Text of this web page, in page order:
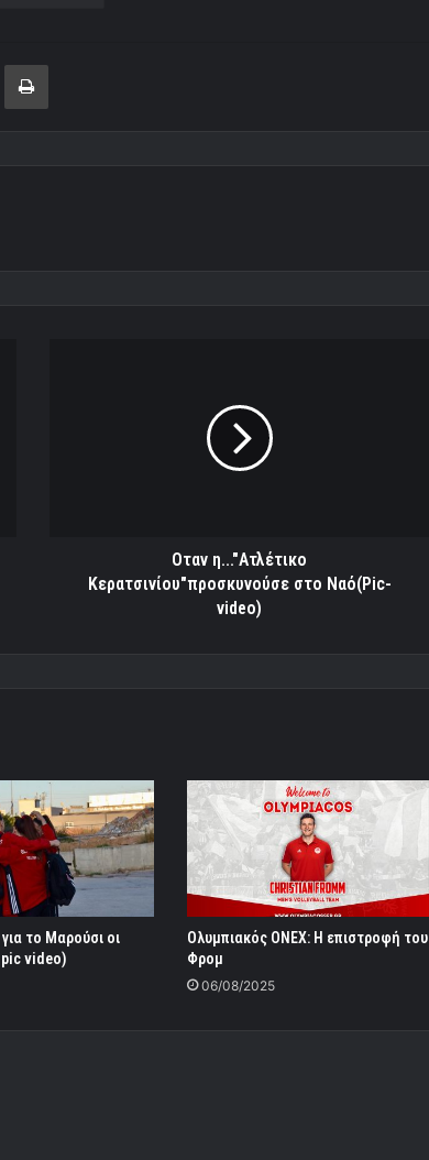
Κοινοποίηση μέσω ηλεκτρονικού ταχυδρομείουΕκτύπωση
Οταν η..."Ατλέτικο
Κερατσινίου"προσκυνούσε στο Ναό(Pic-
video)
το Μαρούσι οι
pic video)
Ολυμπιακός ONEX: Η επιστροφή του
Φρομ
06/08/2025